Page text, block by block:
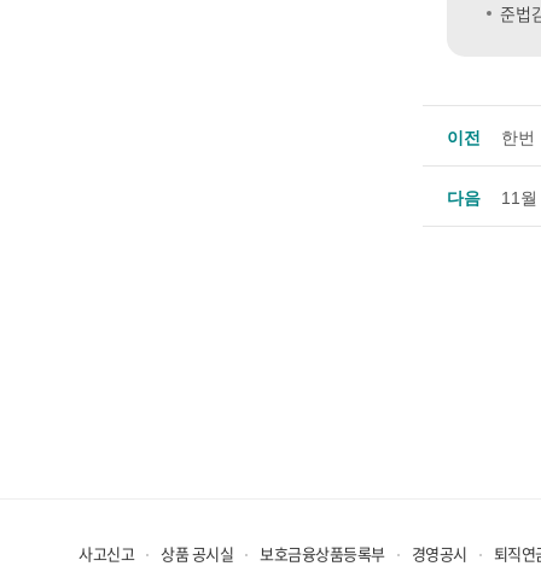
준법
이전 한번
다음 11
사고신고 상품 공시실 보호금융상품등록부 경영공시
퇴직연